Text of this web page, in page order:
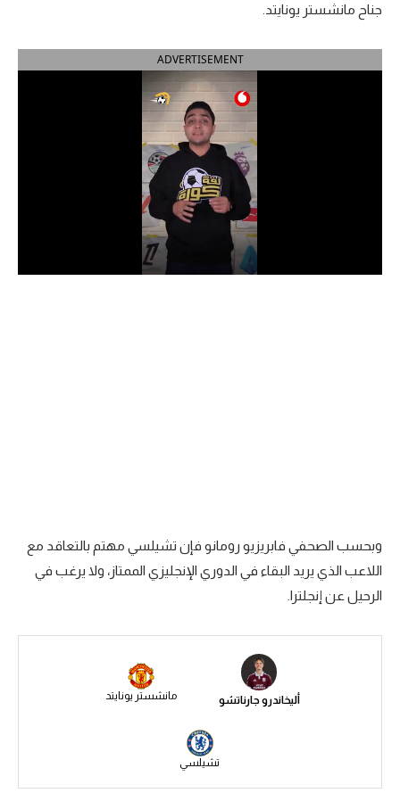
الدوري الإسباني
الدوري السعودي للمحترفين
سعودي في الجول
الدوري الإنجليزي
أمم إفريقيا
جناح مانشستر يونايتد.
ADVERTISEMENT
وبحسب الصحفي فابريزيو رومانو فإن تشيلسي مهتم بالتعاقد مع
اللاعب الذي يريد البقاء في الدوري الإنجليزي الممتاز، ولا يرغب في
الرحيل عن إنجلترا.
أليخاندرو جارناتشو مانشستر يونايتد
تشيلسي